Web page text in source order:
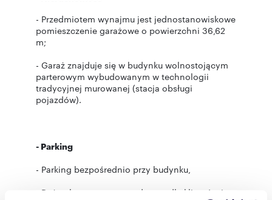
- Przedmiotem wynajmu jest jednostanowiskowe
pomieszczenie garażowe o powierzchni 36,62
m;
- Garaż znajduje się w budynku wolnostojącym
parterowym wybudowanym w technologii
tradycyjnej murowanej (stacja obsługi
pojazdów).
- Parking
- Parking bezpośrednio przy budynku,
- Duży plac manewrowy, dostęp dla klientów i